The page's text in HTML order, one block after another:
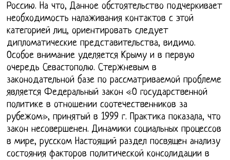
Россию. На что, Данное обстоятельство подчеркивает
необходимость налаживания контактов с этой
категорией лиц, ориентировать следует
дипломатические представительства, видимо.
Особое внимание уделяется Крыму и в первую
очередь Севастополю. Стержневым в
законодательной базе по рассматриваемой проблеме
является Федеральный закон «О государственной
политике в отношении соотечественников за
рубежом», принятый в 1999 г. Практика показала, что
закон несовершенен. Динамики социальных процессов
в мире, русском Настоящий раздел посвящен анализу
состояния факторов политической консолидации в